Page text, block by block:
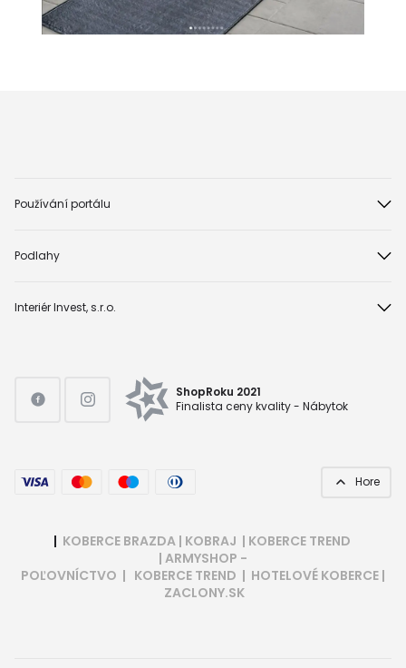
Používání portálu
Podlahy
Interiér Invest, s.r.o.
ShopRoku 2021
Finalista ceny kvality - Nábytok
Hore
| KOBERCE BRAZDA | KOBRAJ | KOBERCE TREND
| ARMYSHOP -
POĽOVNÍCTVO | KOBERCE TREND | HOTELOVÉ KOBERCE |
ZACLONY.SK